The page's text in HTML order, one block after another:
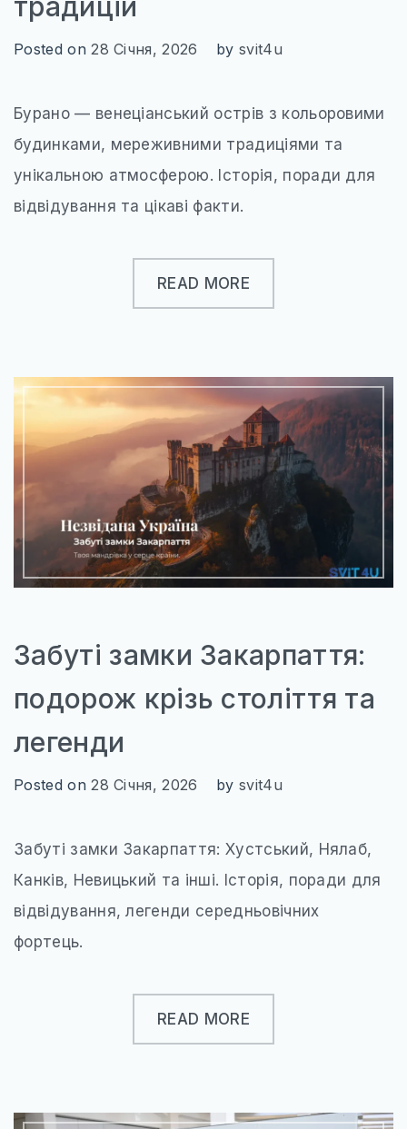
ЧЕХІЯ
ГРУЗІЯ
ЄМЕН
КАМБОДЖА
ОБ’ЄДНАНІ АРАБСЬКІ ЕМІРАТИ
ТУРЕЧЧИНА
САУДІВСЬКА АРАВІЯ
ПІВНІЧНА АМЕРИКА
МЕКСИКА
США
WILD AMERICA: 63 ПАРКИ СВОБОДИ
ВІДКРИЙ ПОЛЬЩУ ПО-НОВОМУ
ХРАМИ ДХАРМИ
ТРАНСПОРТ
Posted on28 Січня, 2026 by svit4u
Бурано — венеціанський острів з кольоровими
будинками, мереживними традиціями та
унікальною атмосферою. Історія, поради для
відвідування та цікаві факти.
READ MORE
Забуті замки Закарпаття:
подорож крізь століття та
легенди
Posted on28 Січня, 2026 by svit4u
Забуті замки Закарпаття: Хустський, Нялаб,
Канків, Невицький та інші. Історія, поради для
відвідування, легенди середньовічних
фортець.
READ MORE